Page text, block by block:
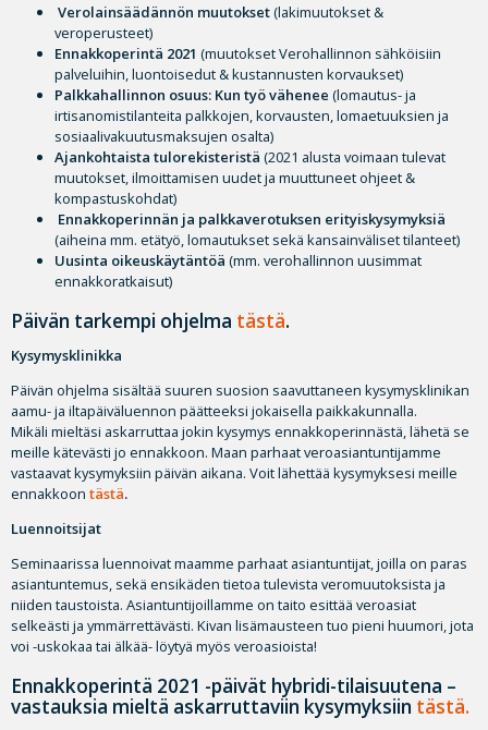
Verolainsäädännön muutokset(lakimuutokset &
veroperusteet)
Ennakkoperintä 2021 (muutokset Verohallinnon sähköisiin
palveluihin, luontoisedut & kustannusten korvaukset)
Palkkahallinnon osuus: Kun työ vähenee (lomautus- ja
irtisanomistilanteita palkkojen, korvausten, lomaetuuksien ja
sosiaalivakuutusmaksujen osalta)
Ajankohtaista tulorekisteristä (2021 alusta voimaan tulevat
muutokset, ilmoittamisen uudet ja muuttuneet ohjeet &
kompastuskohdat)
Ennakkoperinnän ja palkkaverotuksen erityiskysymyksiä
(aiheina mm. etätyö, lomautukset sekä kansainväliset tilanteet)
Uusinta oikeuskäytäntöä (mm. verohallinnon uusimmat
ennakkoratkaisut)
Päivän tarkempi ohjelma tästä.
Kysymysklinikka
Päivän ohjelma sisältää suuren suosion saavuttaneen kysymysklinikan
aamu- ja iltapäiväluennon päätteeksi jokaisella paikkakunnalla.
Mikäli mieltäsi askarruttaa jokin kysymys ennakkoperinnästä, lähetä se
meille kätevästi jo ennakkoon. Maan parhaat veroasiantuntijamme
vastaavat kysymyksiin päivän aikana. Voit lähettää kysymyksesi meille
ennakkoon tästä.
Luennoitsijat
Seminaarissa luennoivat maamme parhaat asiantuntijat, joilla on paras
asiantuntemus, sekä ensikäden tietoa tulevista veromuutoksista ja
niiden taustoista. Asiantuntijoillamme on taito esittää veroasiat
selkeästi ja ymmärrettävästi. Kivan lisämausteen tuo pieni huumori, jota
voi -uskokaa tai älkää- löytyä myös veroasioista!
Ennakkoperintä 2021 -päivät hybridi-tilaisuutena –
vastauksia mieltä askarruttaviin kysymyksiin tästä.